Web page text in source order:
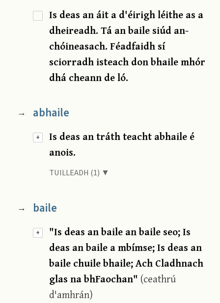
Is deas an áit a d'éirigh léithe as a
dheireadh. Tá an baile siúd an-
chóineasach. Féadfaidh sí
sciorradh isteach don bhaile mhór
dhá cheann de ló.
+
→ abhaile
Is deas an tráth teacht abhaile é
anois.
TUILLEADH (1) ▼
+
→ baile
"Is deas an baile an baile seo; Is
deas an baile a mbímse; Is deas an
baile chuile bhaile; Ach Cladhnach
glas na bhFaochan" (ceathrú
d'amhrán)